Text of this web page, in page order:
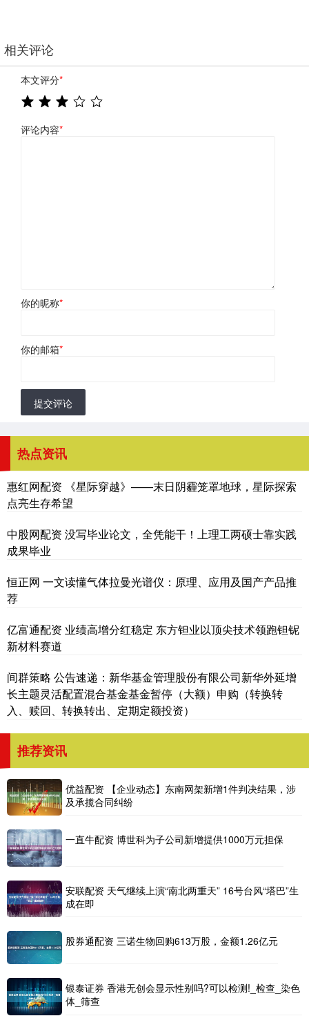
相关评论
本文评分*
评论内容*
你的昵称*
你的邮箱*
提交评论
热点资讯
惠红网配资 《星际穿越》——末日阴霾笼罩地球，星际探索
点亮生存希望
中股网配资 没写毕业论文，全凭能干！上理工两硕士靠实践
成果毕业
恒正网 一文读懂气体拉曼光谱仪：原理、应用及国产产品推
荐
亿富通配资 业绩高增分红稳定 东方钽业以顶尖技术领跑钽铌
新材料赛道
间群策略 公告速递：新华基金管理股份有限公司新华外延增
长主题灵活配置混合基金基金暂停（大额）申购（转换转
入、赎回、转换转出、定期定额投资）
推荐资讯
优益配资 【企业动态】东南网架新增1件判决结果，涉
及承揽合同纠纷
一直牛配资 博世科为子公司新增提供1000万元担保
安联配资 天气继续上演“南北两重天” 16号台风“塔巴”生
成在即
股券通配资 三诺生物回购613万股，金额1.26亿元
银泰证券 香港无创会显示性别吗?可以检测!_检查_染色
体_筛查